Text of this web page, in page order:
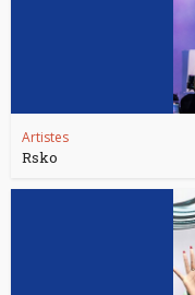
Artistes
Rsko